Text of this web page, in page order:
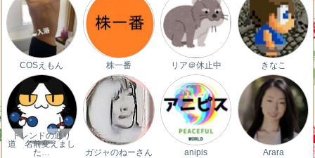
COSえもん 株一番 リア＠休止中 きなこ
トレンドの通り
道 名前変えまし
た…
ガジャのねーさん anipis Arara